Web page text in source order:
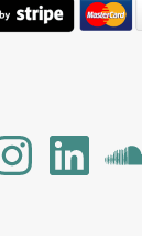
LinkedIn